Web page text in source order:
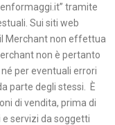
tramite
Sui siti web
Merchant non effettua
non è pertanto
per eventuali errori
parte degli stessi. È
di vendita, prima di
servizi da soggetti